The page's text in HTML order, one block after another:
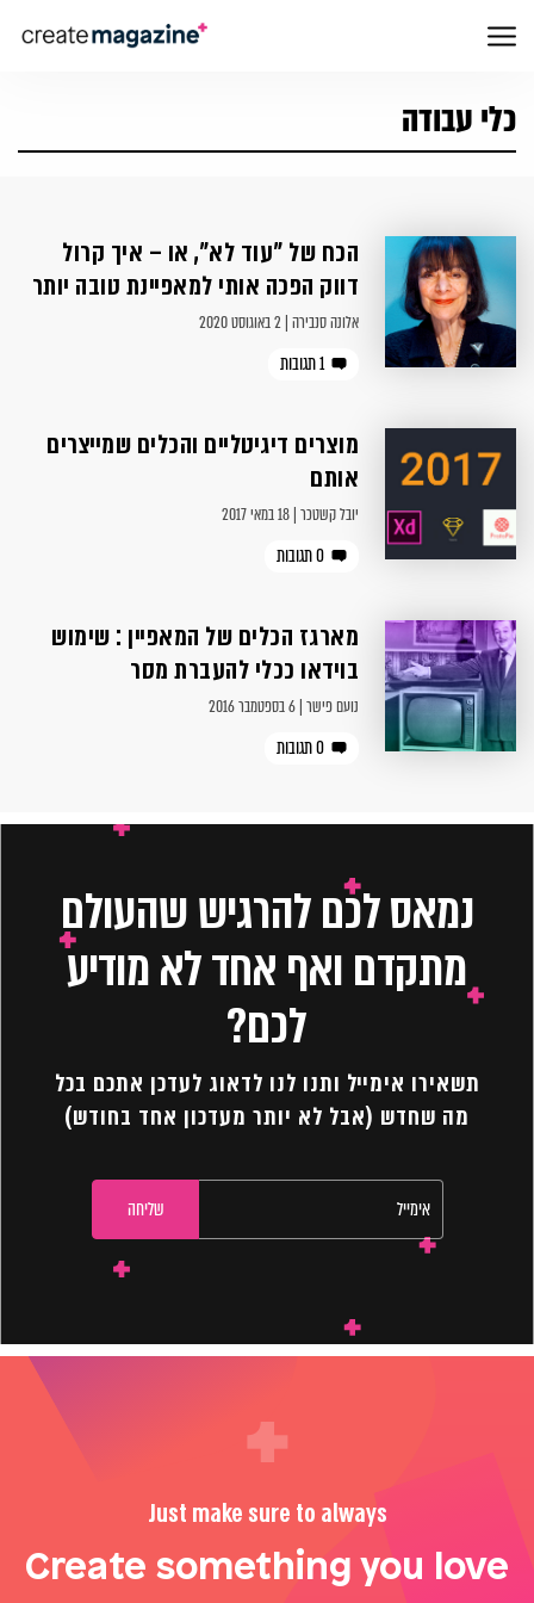
כלי עבודה
הכח של ״עוד לא״, או – איך קרול
דווק הפכה אותי למאפיינת טובה יותר
אלונה סנבירה | 2 באוגוסט 2020
1 תגובות
מוצרים דיגיטליים והכלים שמייצרים
אותם
יובל קשטכר | 18 במאי 2017
0 תגובות
מארגז הכלים של המאפיין : שימוש
בוידאו ככלי להעברת מסר
נועם פישר | 6 בספטמבר 2016
0 תגובות
נמאס לכם להרגיש שהעולם
מתקדם ואף אחד לא מודיע
לכם?
תשאירו אימייל ותנו לנו לדאוג לעדכן אתכם בכל
מה שחדש (אבל לא יותר מעדכון אחד בחודש)
Just make sure to always
Create something you love